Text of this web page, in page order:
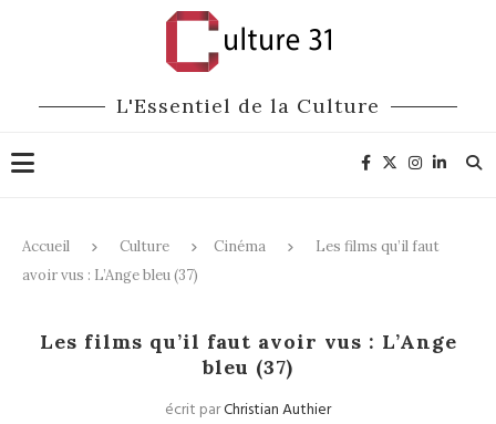
L'Essentiel de la Culture
Accueil Culture Cinéma
Les films qu’il faut
avoir vus : L’Ange bleu (37)
Les films qu’il faut avoir vus : L’Ange
bleu (37)
écrit parChristian Authier